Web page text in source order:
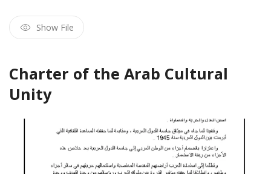
Show File
Charter of the Arab Cultural
Unity